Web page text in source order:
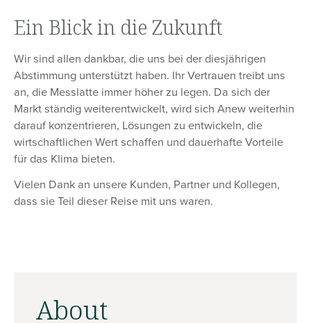
Ein Blick in die Zukunft
Wir sind allen dankbar, die uns bei der diesjährigen
Abstimmung unterstützt haben. Ihr Vertrauen treibt uns
an, die Messlatte immer höher zu legen. Da sich der
Markt ständig weiterentwickelt, wird sich Anew weiterhin
darauf konzentrieren, Lösungen zu entwickeln, die
wirtschaftlichen Wert schaffen und dauerhafte Vorteile
für das Klima bieten.
Vielen Dank an unsere Kunden, Partner und Kollegen,
dass sie Teil dieser Reise mit uns waren.
About